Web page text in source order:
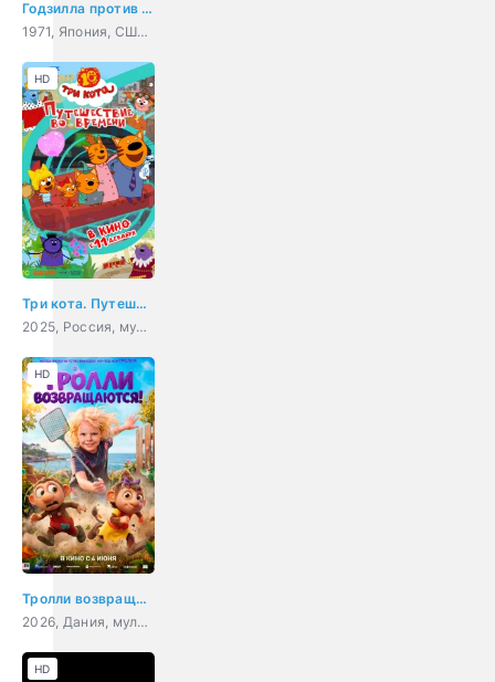
Годзилла против Хедоры
1971, Япония, США, мультфильм, фантастика, боевик, триллер, семейный
Три кота. Путешествие во времени
2025, Россия, мультфильм, детский
HD
Тролли возвращаются!
2026, Дания, мультфильм, фэнтези, семейный, приключения
HD
HD